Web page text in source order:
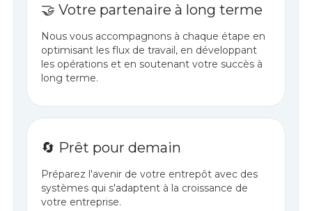
🤝 Votre partenaire à long terme
Nous vous accompagnons à chaque étape en
optimisant les flux de travail, en développant
les opérations et en soutenant votre succès à
long terme.
🔄 Prêt pour demain
Préparez l'avenir de votre entrepôt avec des
systèmes qui s'adaptent à la croissance de
votre entreprise.